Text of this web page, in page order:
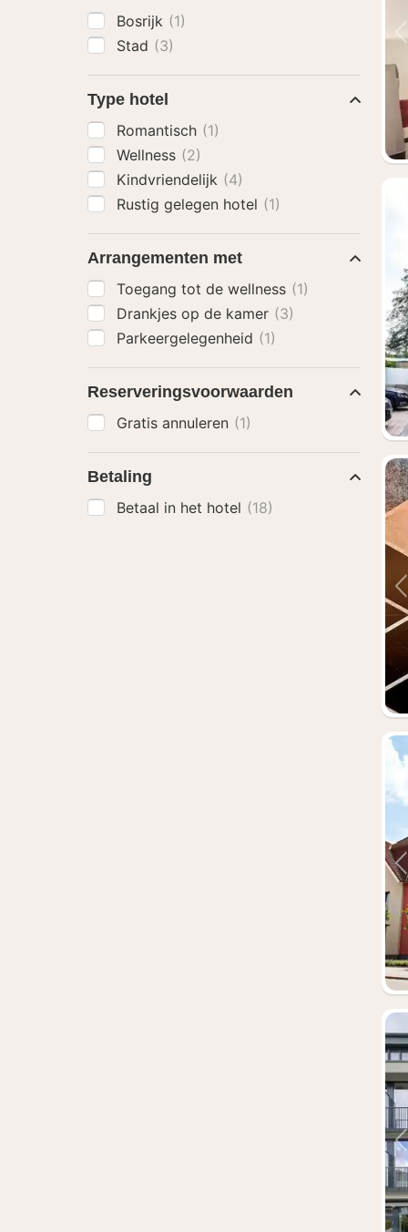
Bosrijk (1)
Stad (3)
Type hotel
Romantisch (1)
Wellness (2)
Kindvriendelijk (4)
Rustig gelegen hotel (1)
Arrangementen met
Toegang tot de wellness (1)
Drankjes op de kamer (3)
Parkeergelegenheid (1)
Reserveringsvoorwaarden
Gratis annuleren (1)
Betaling
Betaal in het hotel (18)